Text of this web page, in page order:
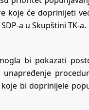
koje će doprinijeti
a u Skupštini TK-a.
bi pokazati
bi doprinijele